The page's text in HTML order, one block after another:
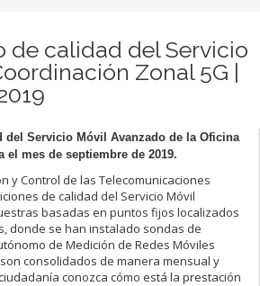
de calidad del Servicio
Zonal 5G |
del Servicio Móvil Avanzado de la Oficina
el mes de septiembre de 2019.
y Control de las Telecomunicaciones
de calidad del Servicio Móvil
basadas en puntos fijos localizados
donde se han instalado sondas de
de Medición de Redes Móviles
consolidados de manera mensual y
conozca cómo está la prestación